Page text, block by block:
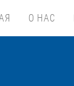
О НАС